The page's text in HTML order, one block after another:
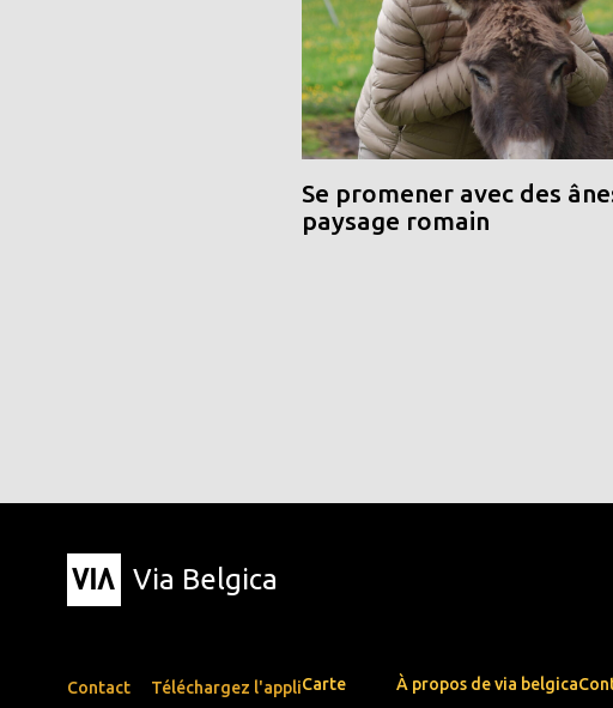
Se promener avec des
paysage romain
Via Belgica
Contact
Téléchargez l'appliCarte
À propos de via belgica